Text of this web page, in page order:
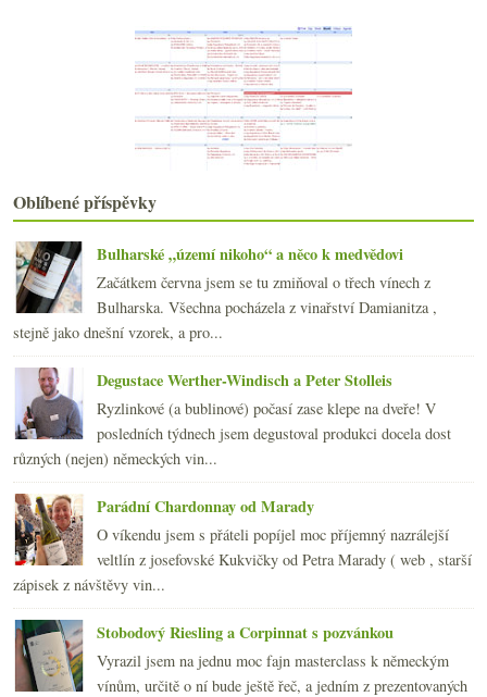
►2016(250)
►2015(251)
►2014(254)
►2013(249)
► 2012(254)
►2011(252)
►2010(249)
2009 (249)
►2008(270)
►2007(108)
Oblíbené příspěvky
Bulharské „území nikoho“ a něco k medvědovi
Začátkem června jsem se tu zmiňoval o třech vínech z
Bulharska. Všechna pocházela z vinařství Damianitza ,
stejně jako dnešní vzorek, a pro...
Degustace Werther-Windisch a Peter Stolleis
Ryzlinkové (a bublinové) počasí zase klepe na dveře! V
posledních týdnech jsem degustoval produkci docela dost
různých (nejen) německých vin...
Parádní Chardonnay od Marady
O víkendu jsem s přáteli popíjel moc příjemný nazrálejší
veltlín z josefovské Kukvičky od Petra Marady ( web , starší
zápisek z návštěvy vin...
Stobodový Riesling a Corpinnat s pozvánkou
Vyrazil jsem na jednu moc fajn masterclass k německým
vínům, určitě o ní bude ještě řeč, a jedním z prezentovaných